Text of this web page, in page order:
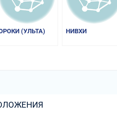
(УЛЬТА) НИВХИ